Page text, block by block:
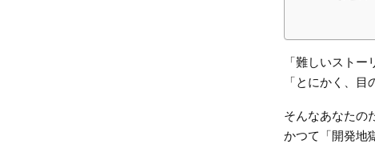
「難しいストー
「とにかく、
そんなあなたの
かつて「開発地